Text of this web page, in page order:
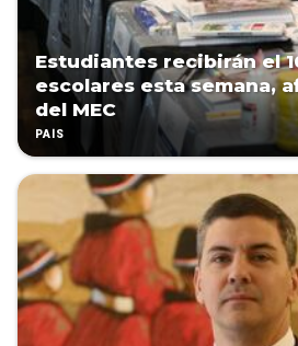
Estudiantes recibirán el
escolares esta semana,
del MEC
PAÍS